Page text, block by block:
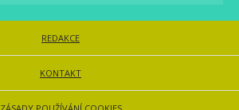
REDAKCE
KONTAKT